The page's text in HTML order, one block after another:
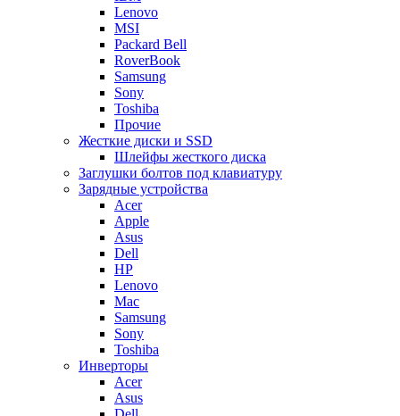
Lenovo
MSI
Packard Bell
RoverBook
Samsung
Sony
Toshiba
Прочие
Жесткие диски и SSD
Шлейфы жесткого диска
Заглушки болтов под клавиатуру
Зарядные устройства
Acer
Apple
Asus
Dell
HP
Lenovo
Mac
Samsung
Sony
Toshiba
Инверторы
Acer
Asus